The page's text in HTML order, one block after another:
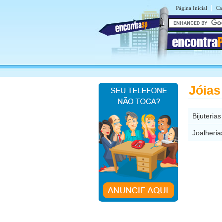
Página Inicial |
encontra